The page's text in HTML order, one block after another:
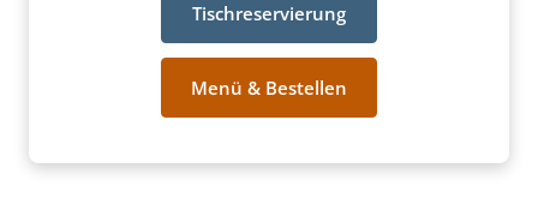
Tischreservierung
Menü & Bestellen